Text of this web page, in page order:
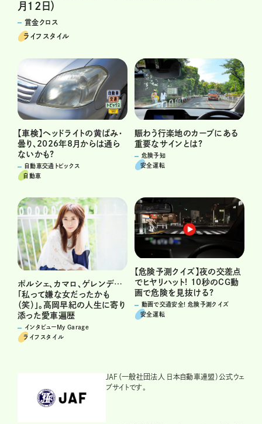
月12日）
賞金クロス
ライフスタイル
【車検】ヘッドライトの黄ばみ・
曇り、2026年8月からは通ら
ないかも?
自動車交通トピックス
自動車
賑わう行楽地のカーブにある
重要なサインとは?
危険予知
安全運転
ポルシェ、カマロ、ゲレンデ…
「私って嫌な女だったかも
（笑）」。高岡早紀の人生に寄り
添った愛車遍歴
インタビューMy Garage
ライフスタイル
【危険予測クイズ】夜の交差点
でヒヤリハット! 10秒のCG動
画で危険を見抜ける?
動画で交通安全! 危険予測クイズ
安全運転
JAF（一般社団法人 日本自動車連盟）公式ウェ
ブサイトです。